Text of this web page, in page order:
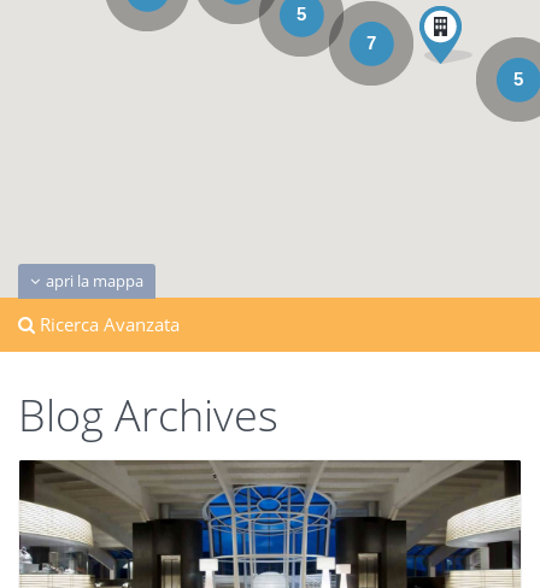
5
5
7
apri la mappa
Ricerca Avanzata
Blog Archives